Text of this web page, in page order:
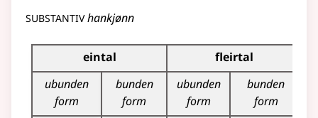
substantivhankjønn
Bøyningstabell for dette substantivet
eintal
fleirtal
ubunden
form
bunden
form
ubunden
form
bunden
form